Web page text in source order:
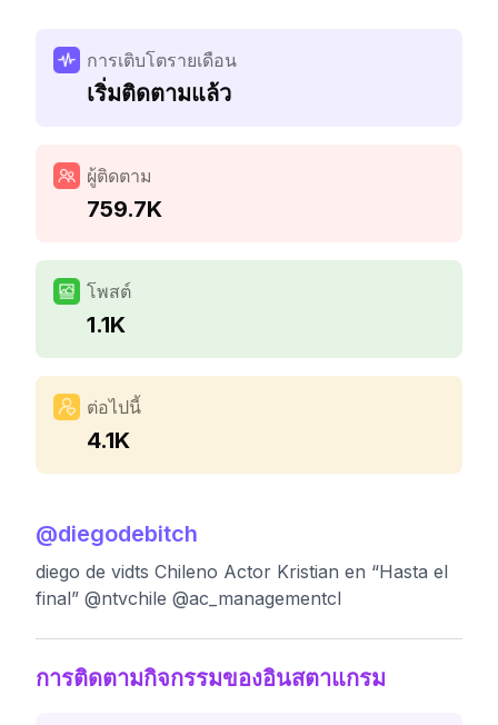
การเติบโตรายเดือน
เริ่มติดตามแล้ว
ผู้ติดตาม
759.7K
โพสต์
1.1K
ต่อไปนี้
4.1K
@diegodebitch
diego de vidts Chileno Actor Kristian en “Hasta el
final” @ntvchile @ac_managementcl
การติดตามกิจกรรมของอินสตาแกรม